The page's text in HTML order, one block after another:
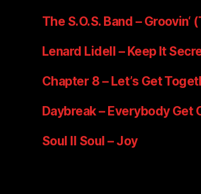
The S.O.S. Band – Groovin‘
Lenard Lidell – Keep It
Chapter 8 – Let’s Get
Daybreak – Everybody Get
Soul II Soul – Joy